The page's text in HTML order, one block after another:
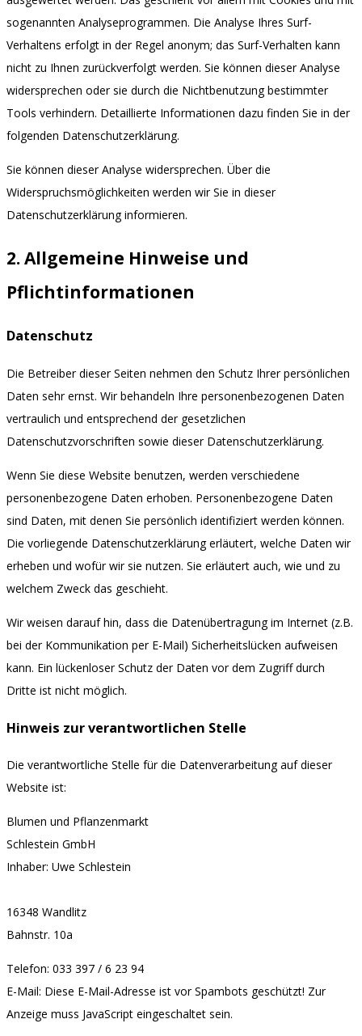
sogenannten Analyseprogrammen. Die Analyse Ihres Surf-
Verhaltens erfolgt in der Regel anonym; das Surf-Verhalten kann
nicht zu Ihnen zurückverfolgt werden. Sie können dieser Analyse
widersprechen oder sie durch die Nichtbenutzung bestimmter
Tools verhindern. Detaillierte Informationen dazu finden Sie in der
folgenden Datenschutzerklärung.
Sie können dieser Analyse widersprechen. Über die
Widerspruchsmöglichkeiten werden wir Sie in dieser
Datenschutzerklärung informieren.
2. Allgemeine Hinweise und
Pflichtinformationen
Datenschutz
Die Betreiber dieser Seiten nehmen den Schutz Ihrer persönlichen
Daten sehr ernst. Wir behandeln Ihre personenbezogenen Daten
vertraulich und entsprechend der gesetzlichen
Datenschutzvorschriften sowie dieser Datenschutzerklärung.
Wenn Sie diese Website benutzen, werden verschiedene
personenbezogene Daten erhoben. Personenbezogene Daten
sind Daten, mit denen Sie persönlich identifiziert werden können.
Die vorliegende Datenschutzerklärung erläutert, welche Daten wir
erheben und wofür wir sie nutzen. Sie erläutert auch, wie und zu
welchem Zweck das geschieht.
Wir weisen darauf hin, dass die Datenübertragung im Internet (z.B.
bei der Kommunikation per E-Mail) Sicherheitslücken aufweisen
kann. Ein lückenloser Schutz der Daten vor dem Zugriff durch
Dritte ist nicht möglich.
Hinweis zur verantwortlichen Stelle
Die verantwortliche Stelle für die Datenverarbeitung auf dieser
Website ist:
Blumen und Pflanzenmarkt
Schlestein GmbH
Inhaber: Uwe Schlestein
16348 Wandlitz
Bahnstr. 10a
Telefon: 033 397 / 6 23 94
E-Mail: Diese E-Mail-Adresse ist vor Spambots geschützt! Zur
Anzeige muss JavaScript eingeschaltet sein.